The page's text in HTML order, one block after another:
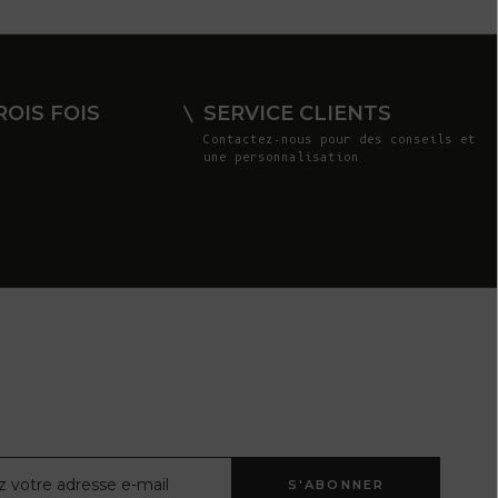
Costa Rica
Côte d'Ivoire
Croatie (EUR
Djibouti (DJF
Fdj)
FOIS SERVICE CLIENTS
Contactez-nous pour des conseils et
une personnalisation
S'ABONNER